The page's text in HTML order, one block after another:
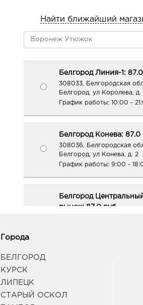
Найти ближайший
Белгород Линия-1:
308033, Белгородская
Белгород, ул Королева, д.
График работы: 10:00 -
Белгород Конева: 87.0
308036, Белгородская
Белгород, ул Конева, д. 2
График работы: 9:00 -
Белгород
рынок: 87.0 руб.
308010, Белгородская
Белгород, пр-кт
Города
БЕЛГОРОД
КУРСК
ЛИПЕЦК
СТАРЫЙ ОСКОЛ